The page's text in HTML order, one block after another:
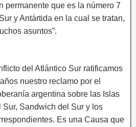
permanente que es la número 7
y Antártida en la cual se tratan,
asuntos”.
del Atlántico Sur ratificamos
nuestro reclamo por el
argentina sobre las Islas
Sur, Sandwich del Sur y los
Es una Causa que